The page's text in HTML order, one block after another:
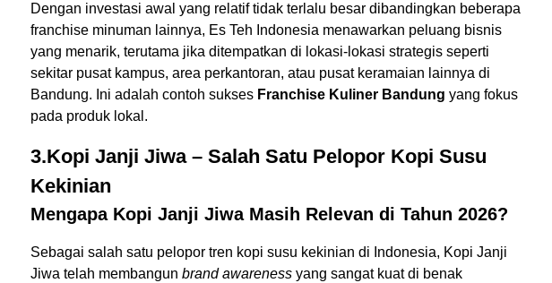
Dengan investasi awal yang relatif tidak terlalu besar dibandingkan beberapa
franchise minuman lainnya, Es Teh Indonesia menawarkan peluang bisnis
yang menarik, terutama jika ditempatkan di lokasi-lokasi strategis seperti
sekitar pusat kampus, area perkantoran, atau pusat keramaian lainnya di
Bandung. Ini adalah contoh sukses Franchise Kuliner Bandung yang fokus
pada produk lokal.
3.Kopi Janji Jiwa – Salah Satu Pelopor Kopi Susu
Kekinian
Mengapa Kopi Janji Jiwa Masih Relevan di Tahun 2026?
Sebagai salah satu pelopor tren kopi susu kekinian di Indonesia, Kopi Janji
Jiwa telah membangun brand awareness yang sangat kuat di benak